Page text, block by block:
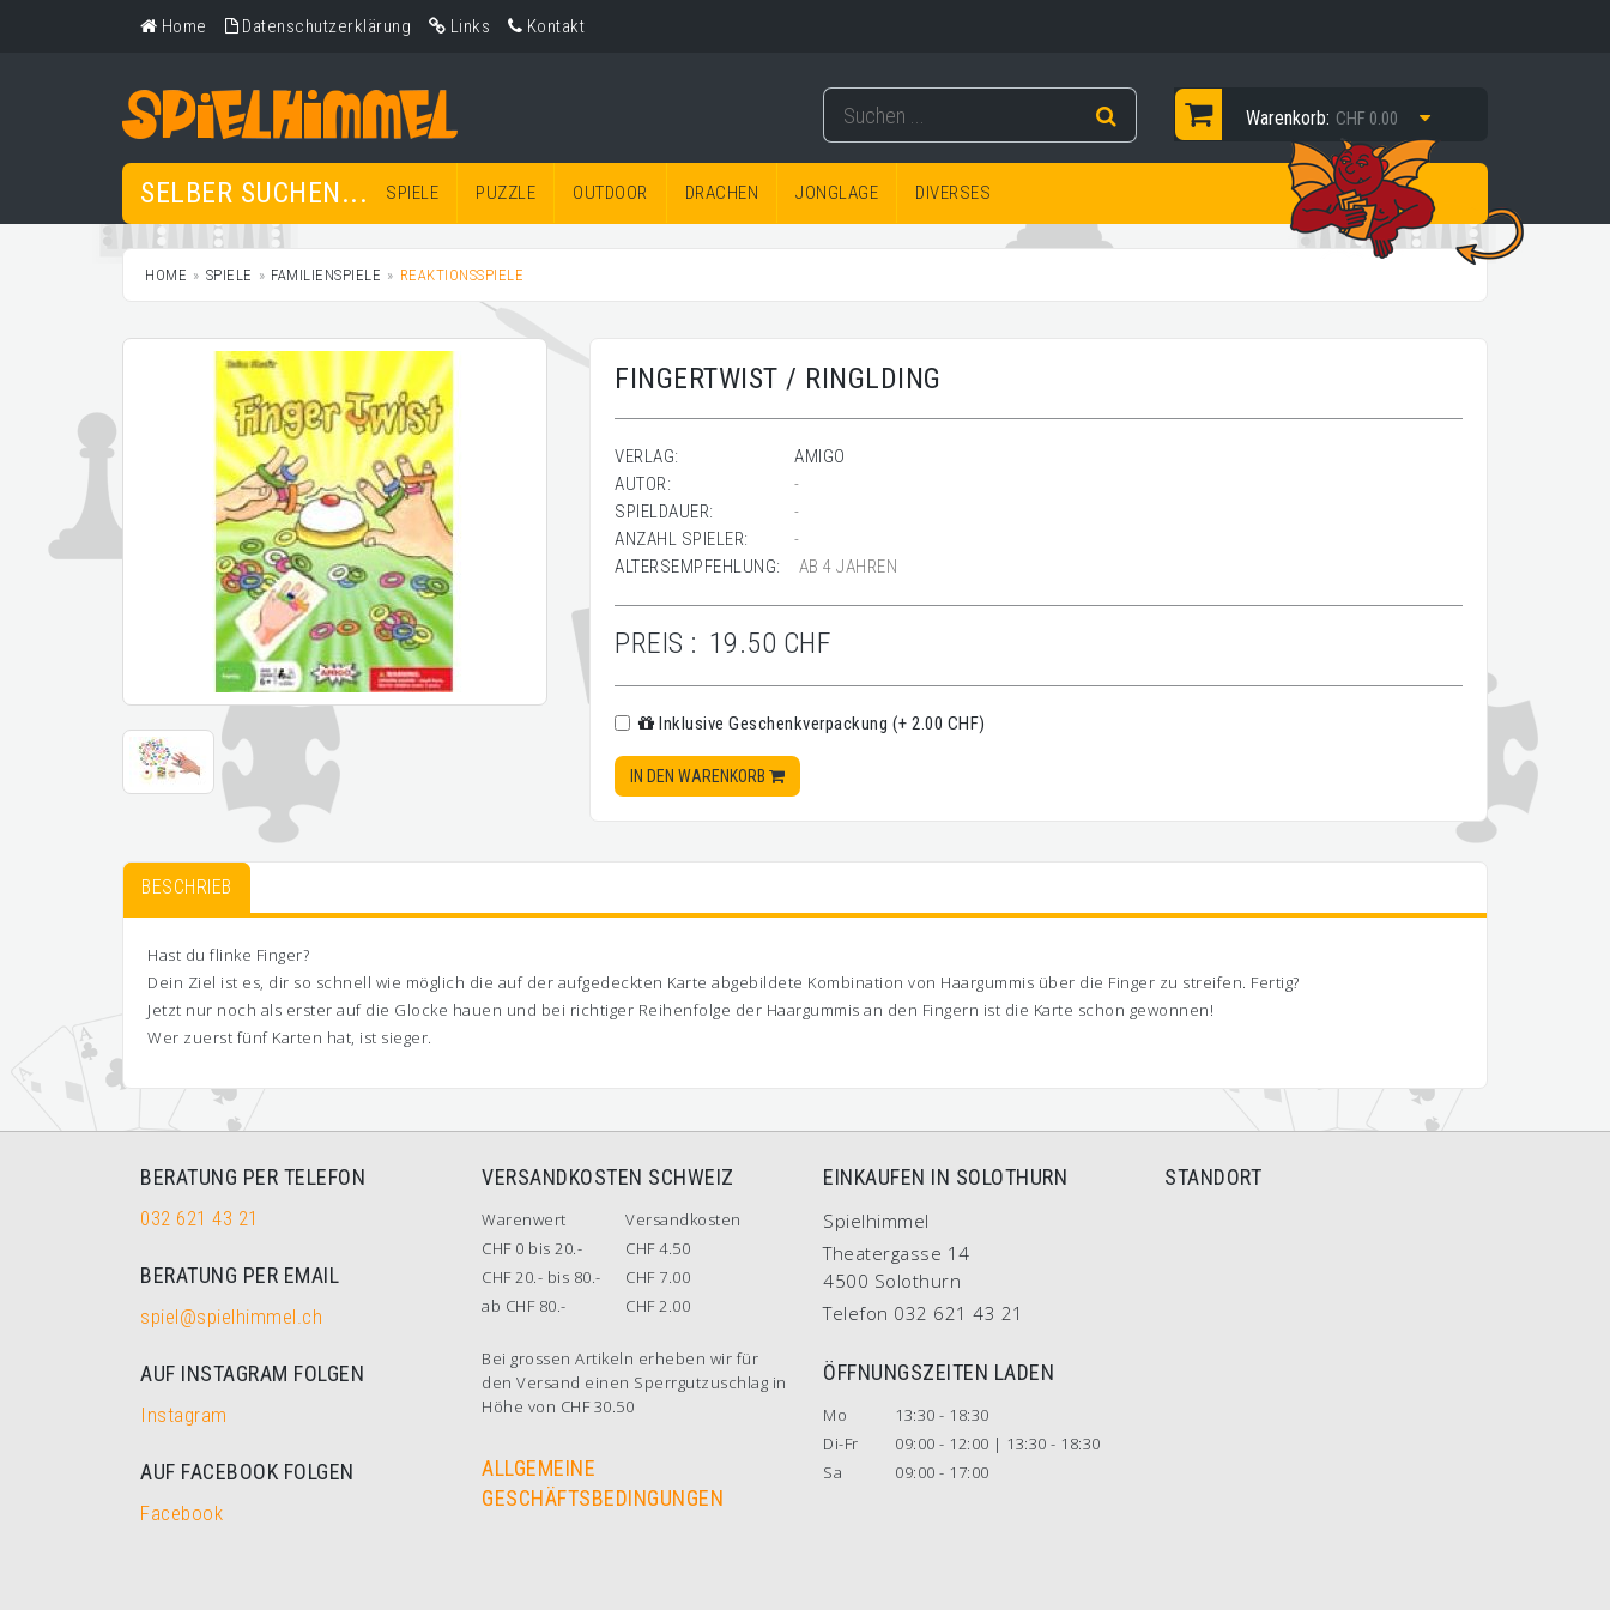
Home Datenschutzerklärung Links Kontakt
Warenkorb: CHF 0.00
SELBER SUCHEN... SPIELE PUZZLE OUTDOOR DRACHEN JONGLAGE DIVERSES
HOME SPIELE FAMILIENSPIELE REAKTIONSSPIELE
FINGERTWIST / RINGLDING
VERLAG:
AMIGO
AUTOR:
-
SPIELDAUER:
-
ANZAHL SPIELER:
-
ALTERSEMPFEHLUNG:
AB 4 JAHREN
PREIS : 19.50 CHF
Inklusive Geschenkverpackung (+ 2.00 CHF)
IN DEN WARENKORB
BESCHRIEB
Hast du flinke Finger?
Dein Ziel ist es, dir so schnell wie möglich die auf der aufgedeckten Karte abgebildete Kombination von Haargummis über die Finger zu streifen. Fertig?
Jetzt nur noch als erster auf die Glocke hauen und bei richtiger Reihenfolge der Haargummis an den Fingern ist die Karte schon gewonnen!
Wer zuerst fünf Karten hat, ist sieger.
BERATUNG PER TELEFON
032 621 43 21
BERATUNG PER EMAIL
spiel@spielhimmel.ch
AUF INSTAGRAM FOLGEN
Instagram
AUF FACEBOOK FOLGEN
Facebook
VERSANDKOSTEN SCHWEIZ
Warenwert
Versandkosten
CHF 0 bis 20.-
CHF 4.50
CHF 20.- bis 80.-
CHF 7.00
ab CHF 80.-
CHF 2.00
Bei grossen Artikeln erheben wir für
den Versand einen Sperrgutzuschlag in
Höhe von CHF 30.50
ALLGEMEINE
GESCHÄFTSBEDINGUNGEN
EINKAUFEN IN SOLOTHURN
Spielhimmel
Theatergasse 14
4500 Solothurn
Telefon 032 621 43 21
ÖFFNUNGSZEITEN LADEN
Mo
13:30 - 18:30
Di-Fr
09:00 - 12:00 | 13:30 - 18:30
Sa
09:00 - 17:00
STANDORT